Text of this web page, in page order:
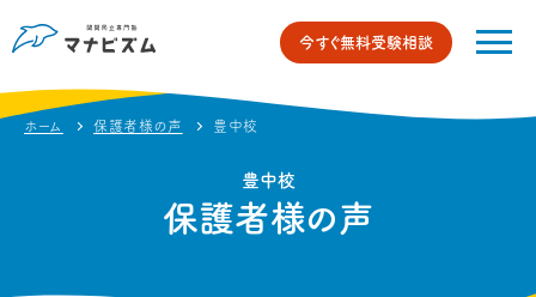
今すぐ無料受験相談
ホーム 保護者様の声 豊中校
豊中校
保護者様の声